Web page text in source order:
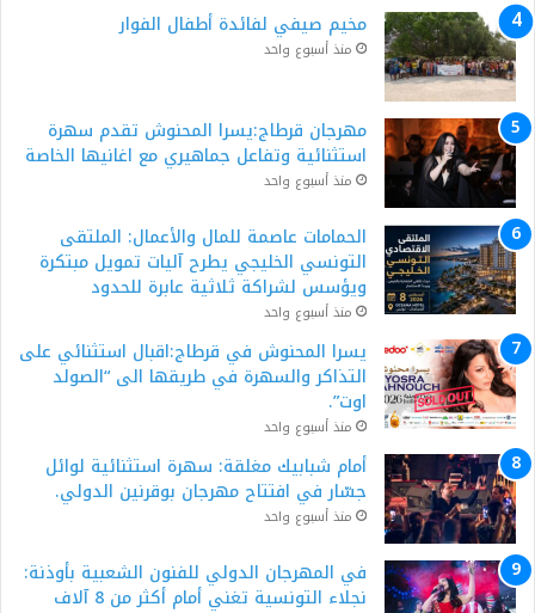
مخيم صيفي لفائدة أطفال الفوار
منذ أسبوع واحد
مهرجان قرطاج:يسرا المحنوش تقدم سهرة
استثنائية وتفاعل جماهيري مع اغانيها الخاصة
منذ أسبوع واحد
الحمامات عاصمة للمال والأعمال: الملتقى
التونسي الخليجي يطرح آليات تمويل مبتكرة
ويؤسس لشراكة ثلاثية عابرة للحدود
منذ أسبوع واحد
يسرا المحنوش في قرطاج:اقبال استثنائي على
التذاكر والسهرة في طريقها الى “الصولد
اوت”.
منذ أسبوع واحد
أمام شبابيك مغلقة: سهرة استثنائية لوائل
جسّار في افتتاح مهرجان بوقرنين الدولي.
منذ أسبوع واحد
في المهرجان الدولي للفنون الشعبية بأوذنة:
نجلاء التونسية تغني أمام أكثر من 8 آلاف